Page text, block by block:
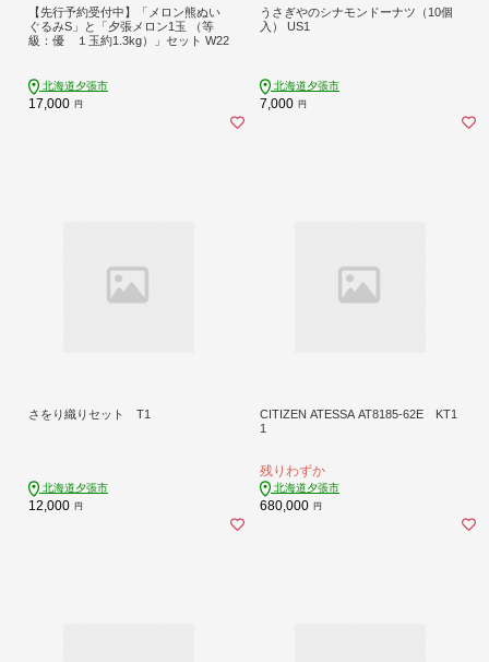
【先行予約受付中】「メロン熊ぬい
ぐるみS」と「夕張メロン1玉 （等
級：優 １玉約1.3kg）」セット W22
北海道夕張市
17,000 円
うさぎやのシナモンドーナツ（10個
入） US1
北海道夕張市
7,000 円
さをり織りセット T1
北海道夕張市
12,000 円
CITIZEN ATESSA AT8185-62E KT1
1
残りわずか
北海道夕張市
680,000 円